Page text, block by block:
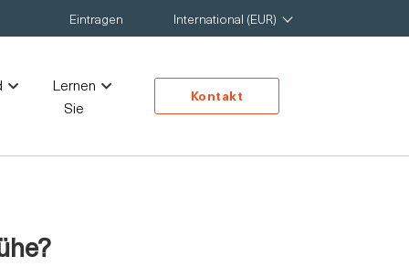
Eintragen International (EUR)
Lernen
Sie
Kontakt